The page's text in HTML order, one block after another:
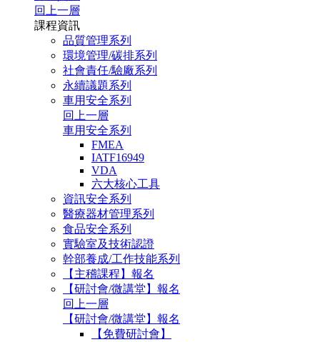
回上一層
課程資訊
品質管理系列
環境管理/碳排系列
社會責任/驗廠系列
永續議題系列
車用安全系列
回上一層
車用安全系列
FMEA
IATF16949
VDA
六大核心工具
資訊安全系列
醫療器材管理系列
食品安全系列
實驗室及技術認證
幹部養成/工作技能系列
【主稽課程】報名
【研討會/微講堂】報名
回上一層
【研討會/微講堂】報名
【免費研討會】